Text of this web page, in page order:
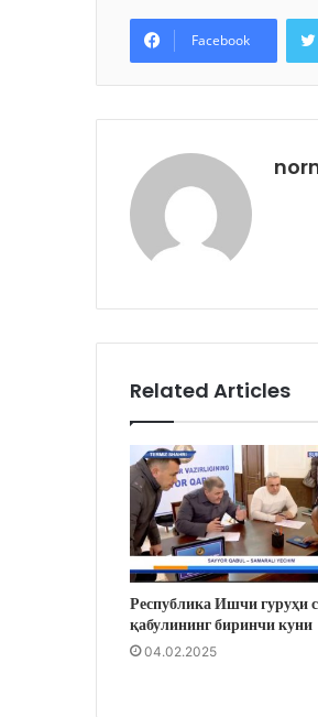
Facebook
Related Articles
Республика Ишчи гуруҳи
қабулининг биринчи куни
04.02.2025